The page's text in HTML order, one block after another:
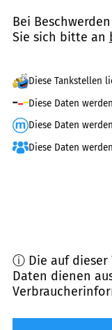
Bei
Sie sich bitte an
Diese Tankstellen
Diese Daten
Diese Daten
Diese Daten
ⓘ Die auf dieser
Daten dienen